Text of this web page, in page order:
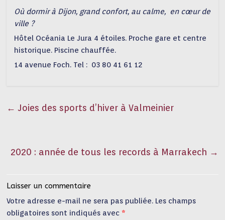
Où dormir à Dijon, grand confort, au calme, en cœur de
ville ?
Hôtel Océania Le Jura 4 étoiles. Proche gare et centre
historique. Piscine chauffée.
14 avenue Foch. Tel : 03 80 41 61 12
← Joies des sports d’hiver à Valmeinier
2020 : année de tous les records à Marrakech →
Laisser un commentaire
Votre adresse e-mail ne sera pas publiée. Les champs
obligatoires sont indiqués avec *